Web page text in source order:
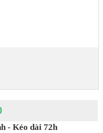
- Kéo dài 72h